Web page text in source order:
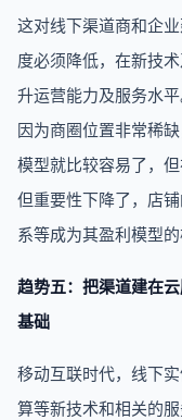
这对线下渠道商和企
度必须降低，在新技
升运营能力及服务水
因为商圈位置非常稀
模型就比较容易了，
但重要性下降了，店
系等成为其盈利模型的
趋势五：把渠道建在
基础
移动互联时代，线下
算等新技术和相关的